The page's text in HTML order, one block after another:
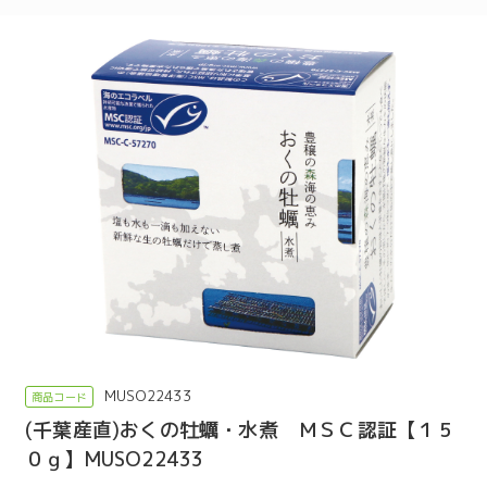
MUSO22433
(千葉産直)おくの牡蠣・水煮 ＭＳＣ認証【１５
０ｇ】MUSO22433